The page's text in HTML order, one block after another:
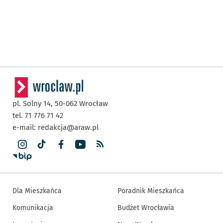
pl. Solny 14, 50-062 Wrocław
tel. 71 776 71 42
e-mail: redakcja@araw.pl
Dla Mieszkańca
Komunikacja
Poradnik Mieszkańca
Budżet Wrocławia